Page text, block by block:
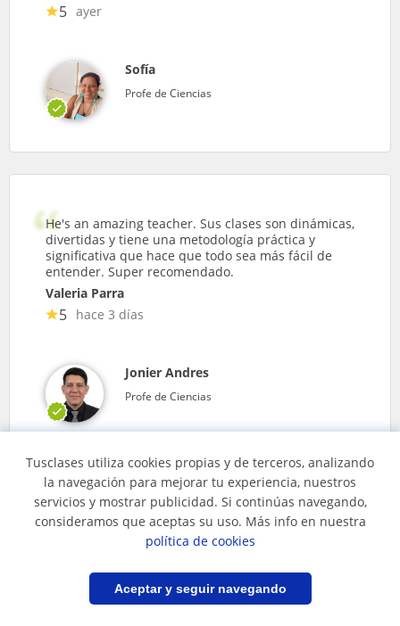
Guardar búsqueda
5 ayer
Sofía
Profe de Ciencias
He's an amazing teacher. Sus clases son dinámicas,
divertidas y tiene una metodología práctica y
significativa que hace que todo sea más fácil de
entender. Super recomendado.
Valeria Parra
5 hace 3 días
Jonier Andres
Profe de Ciencias
Excelente profesor, me ha gustado el avance que ha
tenido mi hijo en matemáticas, física y química, su
Mathias Castellanos
hace 4 días
Tusclases utiliza cookies propias y de terceros, analizando
la navegación para mejorar tu experiencia, nuestros
servicios y mostrar publicidad. Si continúas navegando,
consideramos que aceptas su uso. Más info en nuestra
política de cookies
Aceptar y seguir navegando